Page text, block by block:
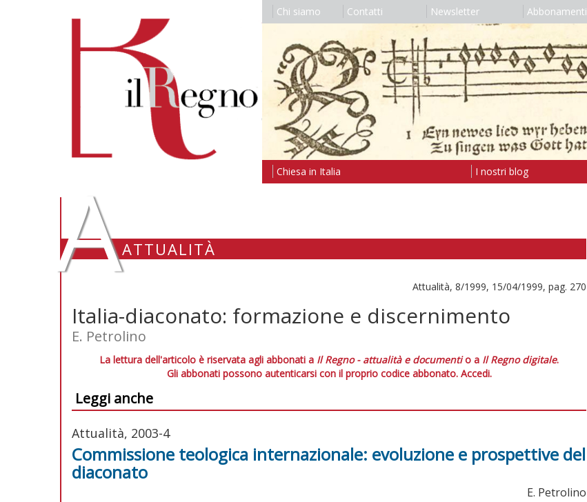
Chi siamo Contatti Newsletter Abbonamenti
Chiesa in Italia I nostri blog
AATTUALITÀ
Attualità, 8/1999, 15/04/1999, pag. 270
Italia-diaconato: formazione e discernimento
E. Petrolino
La lettura dell'articolo è riservata agli abbonati a Il Regno - attualità e documentio a Il Regno digitale.
Gli abbonati possono autenticarsi con il proprio codice abbonato. Accedi.
Leggi anche
Attualità, 2003-4
Commissione teologica internazionale: evoluzione e prospettive del
diaconato
E. Petrolino